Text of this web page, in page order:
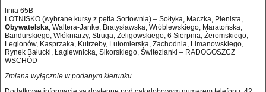
linia 65B
LOTNISKO (wybrane kursy z pętla Sortownia) – Sołtyka, Maczka, Pienista,
Obywatelska , Waltera-Janke, Bratysławska, Wróblewskiego, Maratońska,
Bandurskiego, Włókniarzy, Struga, Żeligowskiego, 6 Sierpnia, Żeromskiego,
Legionów, Kasprzaka, Kutrzeby, Lutomierska, Zachodnia, Limanowskiego,
Rynek Bałucki, Łagiewnicka, Sikorskiego, Świtezianki – RADOGOSZCZ
WSCHÓD
Zmiana wyłącznie w podanym kierunku.